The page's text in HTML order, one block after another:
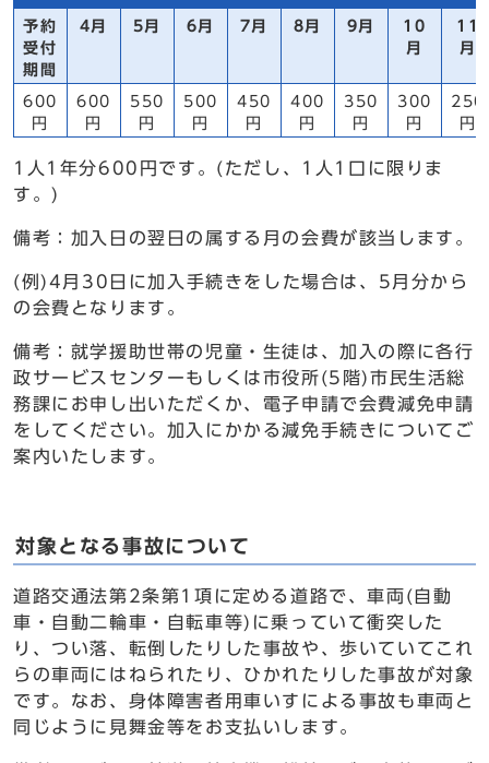
予約
受付
期間
4月 5月 6月 7月 8月 9月
10
月
11
月
600
円
600
円
550
円
500
円
450
円
400
円
350
円
300
円
250
円
1人1年分600円です。(ただし、1人1口に限りま
す。)
備考：加入日の翌日の属する月の会費が該当します。
(例)4月30日に加入手続きをした場合は、5月分から
の会費となります。
備考：就学援助世帯の児童・生徒は、加入の際に各行
政サービスセンターもしくは市役所(5階)市民生活総
務課にお申し出いただくか、電子申請で会費減免申請
をしてください。加入にかかる減免手続きについてご
案内いたします。
対象となる事故について
道路交通法第2条第1項に定める道路で、車両(自動
車・自動二輪車・自転車等)に乗っていて衝突した
り、つい落、転倒したりした事故や、歩いていてこれ
らの車両にはねられたり、ひかれたりした事故が対象
です。なお、身体障害者用車いすによる事故も車両と
同じように見舞金等をお支払いします。